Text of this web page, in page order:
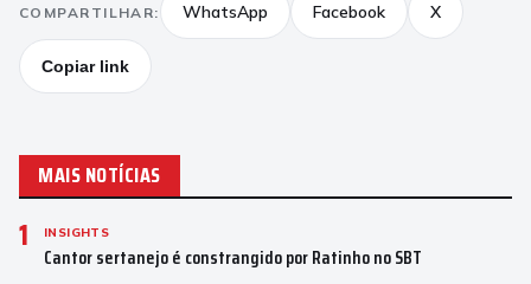
COMPARTILHAR: WhatsApp Facebook X
Copiar link
MAIS NOTÍCIAS
1 INSIGHTS
Cantor sertanejo é constrangido por Ratinho no SBT